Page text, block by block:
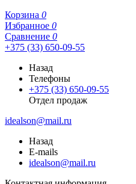
Корзина 0
Избранное 0
Сравнение 0
+375 (33) 650-09-55
Назад
Телефоны
+375 (33) 650-09-55
Отдел продаж
idealson@mail.ru
Назад
E-mails
idealson@mail.ru